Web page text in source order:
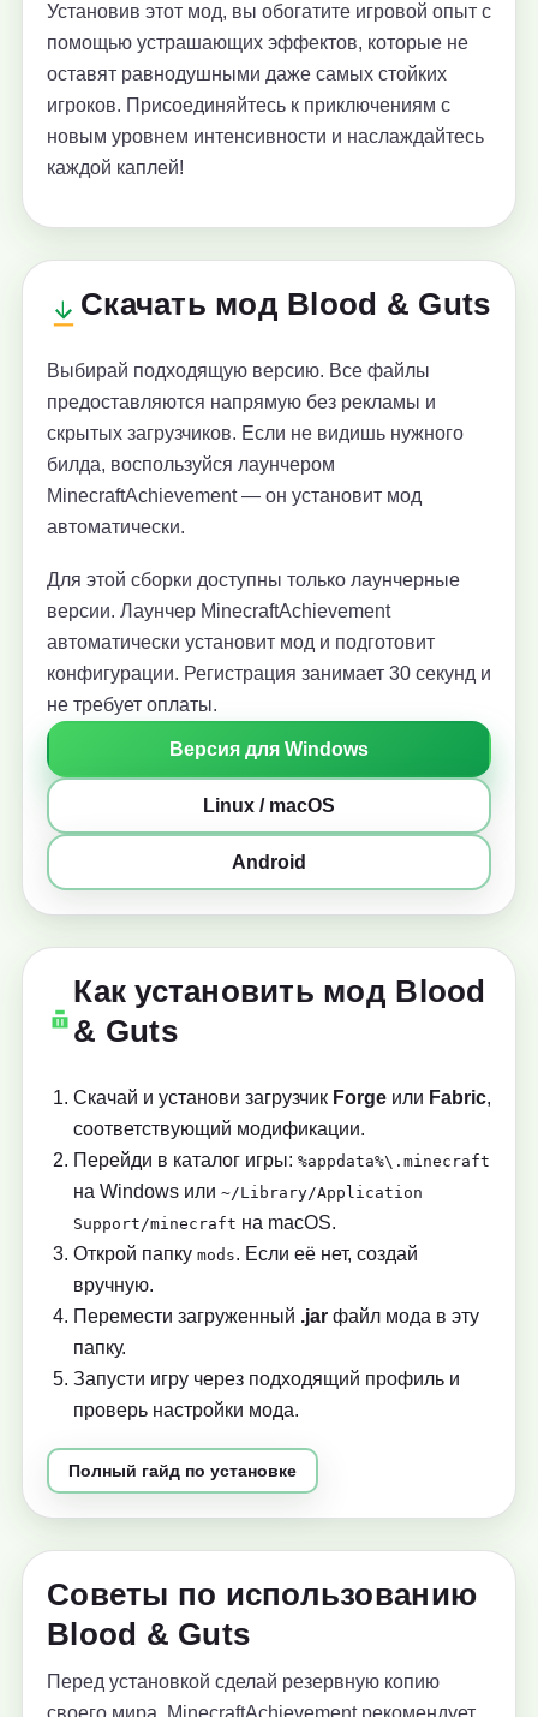
Установив этот мод, вы обогатите игровой опыт с
помощью устрашающих эффектов, которые не
оставят равнодушными даже самых стойких
игроков. Присоединяйтесь к приключениям с
новым уровнем интенсивности и наслаждайтесь
каждой каплей!
Скачать мод Blood & Guts
Выбирай подходящую версию. Все файлы
предоставляются напрямую без рекламы и
скрытых загрузчиков. Если не видишь нужного
билда, воспользуйся лаунчером
MinecraftAchievement — он установит мод
автоматически.
Для этой сборки доступны только лаунчерные
версии. Лаунчер MinecraftAchievement
автоматически установит мод и подготовит
конфигурации. Регистрация занимает 30 секунд и
не требует оплаты.
Версия для Windows
Linux / macOS
Android
Как установить мод Blood
& Guts
Скачай и установи загрузчик Forge или Fabric,
соответствующий модификации.
Перейди в каталог игры: %appdata%\.minecraft
на Windows или ~/Library/Application
Support/minecraft на macOS.
Открой папку mods. Если её нет, создай
вручную.
Перемести загруженный .jar файл мода в эту
папку.
Запусти игру через подходящий профиль и
проверь настройки мода.
Полный гайд по установке
Советы по использованию
Blood & Guts
Перед установкой сделай резервную копию